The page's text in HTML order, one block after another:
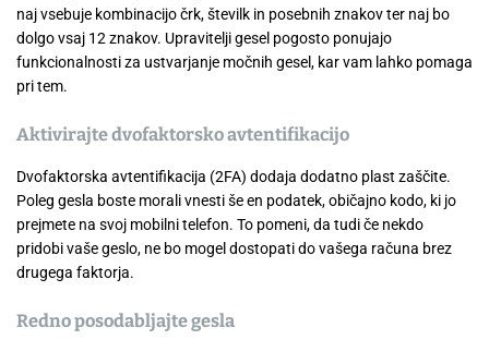
naj vsebuje kombinacijo črk, številk in posebnih znakov ter naj bo
dolgo vsaj 12 znakov. Upravitelji gesel pogosto ponujajo
funkcionalnosti za ustvarjanje močnih gesel, kar vam lahko pomaga
pri tem.
Aktivirajte dvofaktorsko avtentifikacijo
Dvofaktorska avtentifikacija (2FA) dodaja dodatno plast zaščite.
Poleg gesla boste morali vnesti še en podatek, običajno kodo, ki jo
prejmete na svoj mobilni telefon. To pomeni, da tudi če nekdo
pridobi vaše geslo, ne bo mogel dostopati do vašega računa brez
drugega faktorja.
Redno posodabljajte gesla